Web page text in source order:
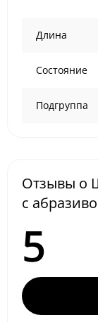
Длина
Состояние
Подгруппа
Отзывы о
с
5